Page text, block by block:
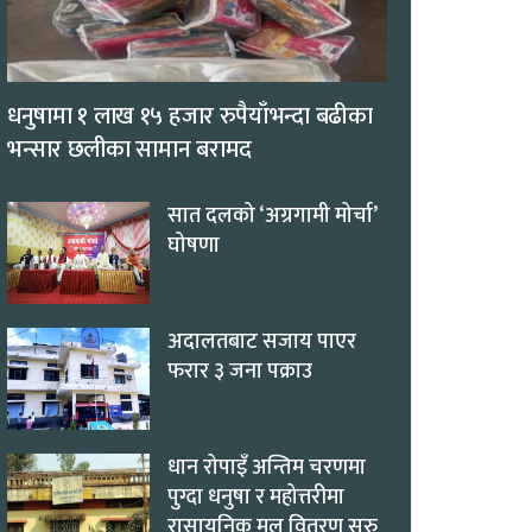
धनुषामा १ लाख १५ हजार रुपैयाँभन्दा बढीका
भन्सार छलीका सामान बरामद
सात दलको ‘अग्रगामी मोर्चा’
घोषणा
अदालतबाट सजाय पाएर
फरार ३ जना पक्राउ
धान रोपाइँ अन्तिम चरणमा
पुग्दा धनुषा र महोत्तरीमा